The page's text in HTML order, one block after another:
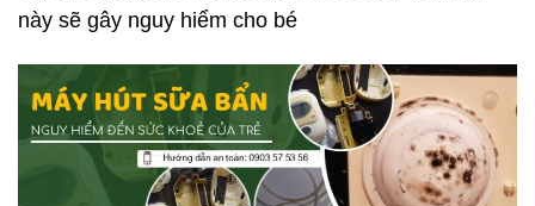
này sẽ gây nguy hiểm cho bé